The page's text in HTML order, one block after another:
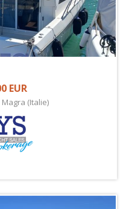
EUR
Magra (Italie)